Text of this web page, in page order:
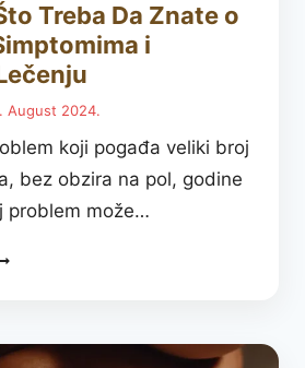
Treba Da Znate o
i
August 2024.
koji pogađa veliki broj
bez obzira na pol, godine
problem može…